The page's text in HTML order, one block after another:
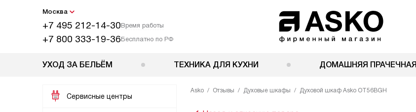
Москва
+7 495 212-14-30Время работы
+7 800 333-19-36Бесплатно по РФ
УХОД ЗА БЕЛЬЁМ ТЕХНИКА ДЛЯ КУХНИ ДОМАШНЯЯ ПРАЧЕЧНАЯ
Сервисные центры
Asko Отзывы Духовые шкафы Духовой шкаф Asko OT56BGH